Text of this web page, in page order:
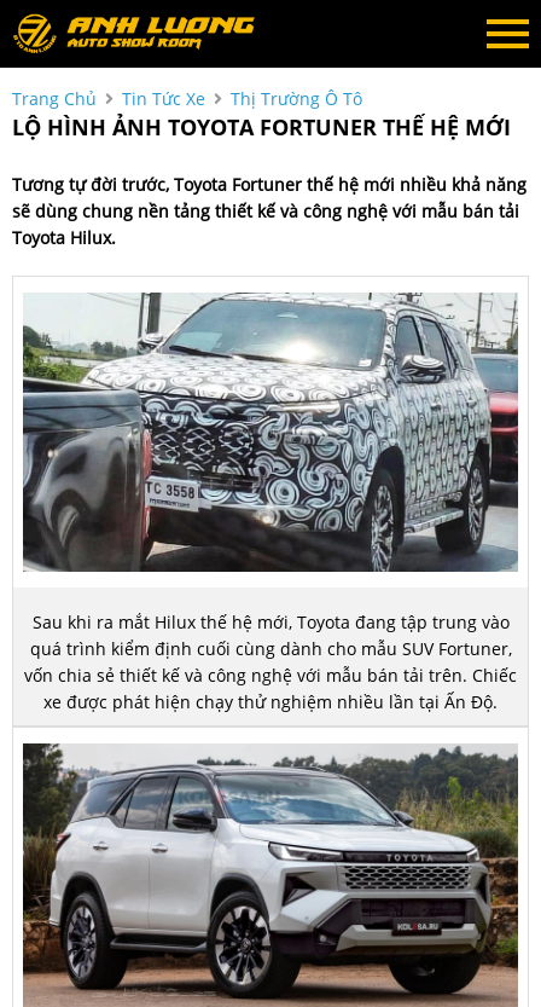
Trang Chủ Tin Tức Xe Thị Trường Ô Tô
LỘ HÌNH ẢNH TOYOTA FORTUNER THẾ HỆ MỚI
Tương tự đời trước, Toyota Fortuner thế hệ mới nhiều khả năng
sẽ dùng chung nền tảng thiết kế và công nghệ với mẫu bán tải
Toyota Hilux.
Sau khi ra mắt Hilux thế hệ mới, Toyota đang tập trung vào
quá trình kiểm định cuối cùng dành cho mẫu SUV Fortuner,
vốn chia sẻ thiết kế và công nghệ với mẫu bán tải trên. Chiếc
xe được phát hiện chạy thử nghiệm nhiều lần tại Ấn Độ.